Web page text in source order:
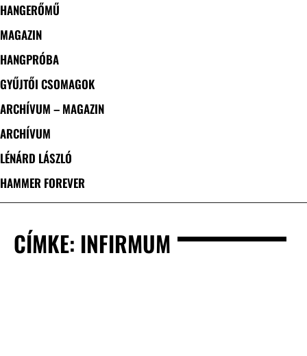
HANGERŐMŰ
MAGAZIN
HANGPRÓBA
GYŰJTŐI CSOMAGOK
ARCHÍVUM – MAGAZIN
ARCHÍVUM
LÉNÁRD LÁSZLÓ
HAMMER FOREVER
CÍMKE: INFIRMUM